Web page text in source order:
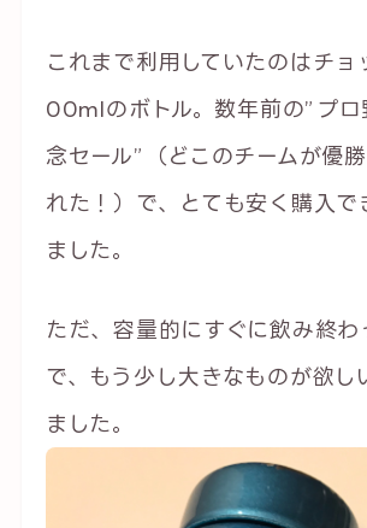
これまで利用していたのはチョ
00mlのボトル。数年前の”プロ
念セール”（どこのチームが優
れた！）で、とても安く購入で
ました。
ただ、容量的にすぐに飲み終わ
で、もう少し大きなものが欲し
ました。